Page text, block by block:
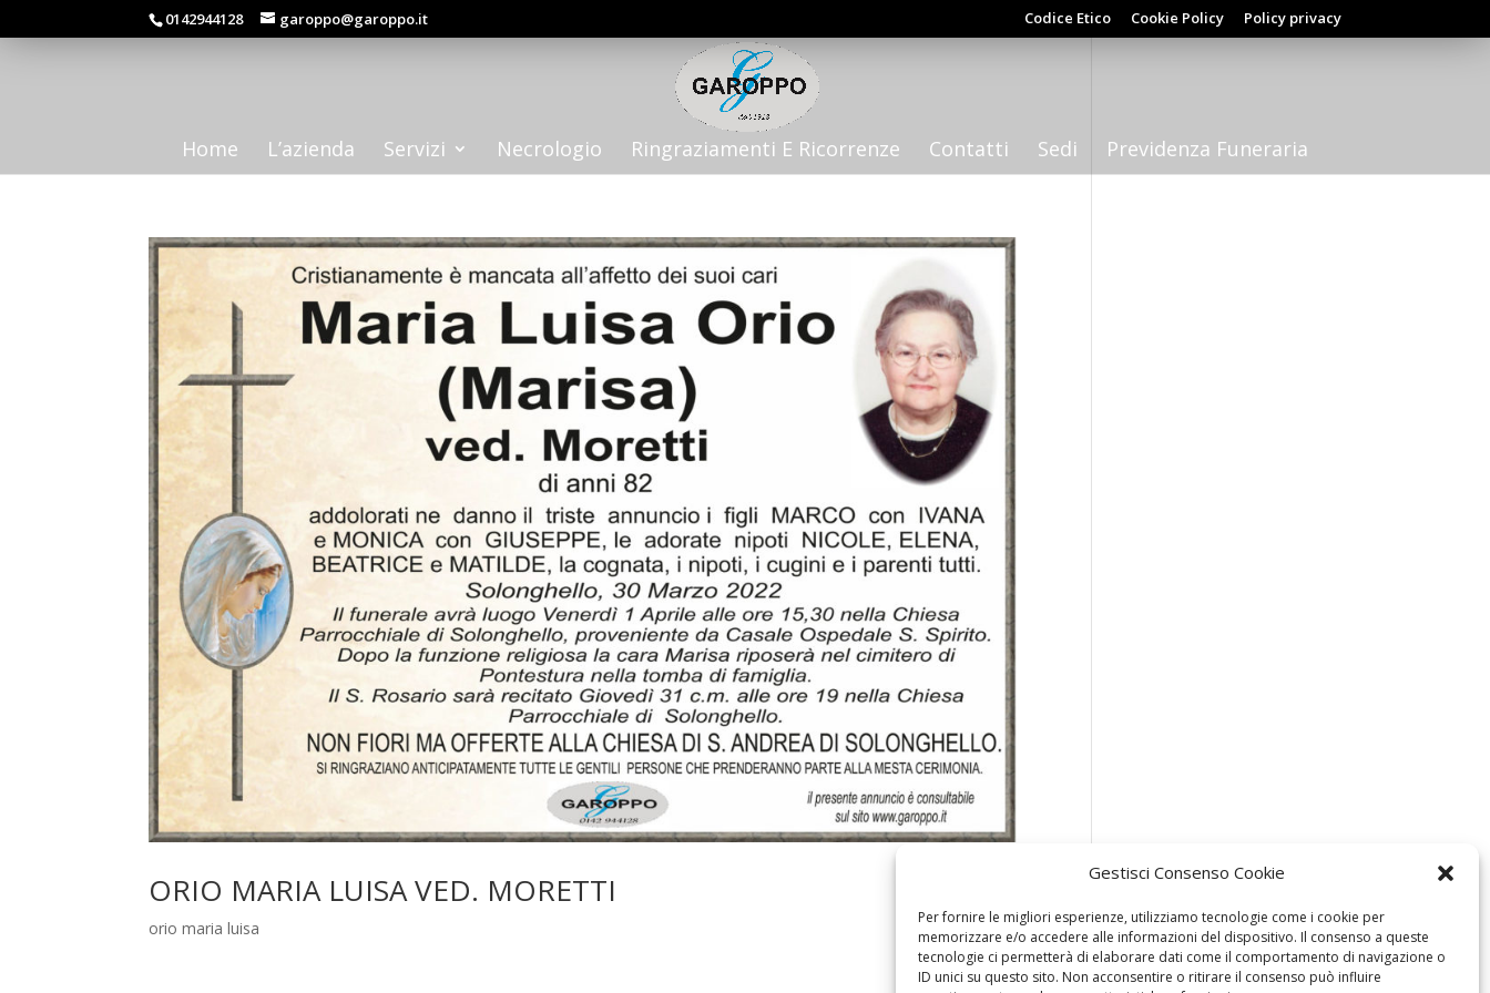
Gestisci Consenso Cookie
Per fornire le migliori esperienze, utilizziamo tecnologie come i cookie per
memorizzare e/o accedere alle informazioni del dispositivo. Il consenso a queste
tecnologie ci permetterà di elaborare dati come il comportamento di navigazione o
ID unici su questo sito. Non acconsentire o ritirare il consenso può influire
0142944128 garoppo@garoppo.it Codice Etico Cookie Policy Policy privacy
Home L’azienda Servizi Necrologio Ringraziamenti E Ricorrenze Contatti Sedi Previdenza Funeraria
ORIO MARIA LUISA VED. MORETTI
orio maria luisa